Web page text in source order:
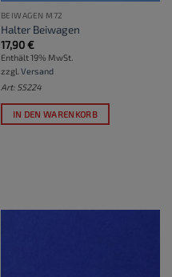
BEIWAGEN M72
Halter Beiwagen
17,90€
Enthält 19% MwSt.
zzgl. Versand
Art: S5224
IN DEN WARENKORB